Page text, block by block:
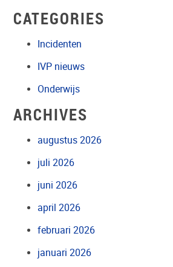
CATEGORIES
Incidenten
IVP nieuws
Onderwijs
ARCHIVES
augustus 2026
juli 2026
juni 2026
april 2026
februari 2026
januari 2026